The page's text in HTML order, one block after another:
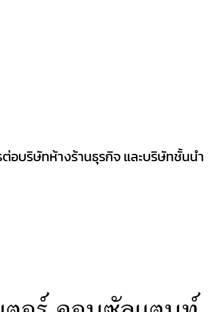
อบริษัทห้างร้านธุรกิจ และบริษัทชั้นนำ